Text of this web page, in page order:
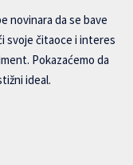
novinara da se bave
svoje čitaoce i interes
Pokazaćemo da
ideal.